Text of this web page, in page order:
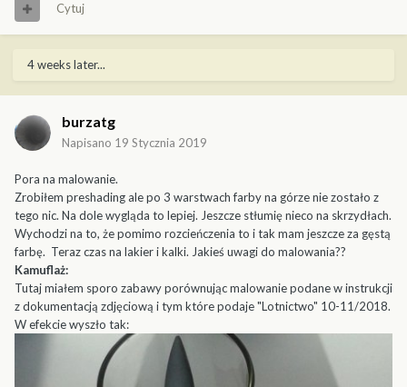
Cytuj
4 weeks later...
burzatg
Napisano 19 Stycznia 2019
Pora na malowanie.
Zrobiłem preshading ale po 3 warstwach farby na górze nie zostało z
tego nic. Na dole wygląda to lepiej. Jeszcze stłumię nieco na skrzydłach.
Wychodzi na to, że pomimo rozcieńczenia to i tak mam jeszcze za gęstą
farbę. Teraz czas na lakier i kalki. Jakieś uwagi do malowania??
Kamuflaż:
Tutaj miałem sporo zabawy porównując malowanie podane w instrukcji
z dokumentacją zdjęciową i tym które podaje "Lotnictwo" 10-11/2018.
W efekcie wyszło tak: